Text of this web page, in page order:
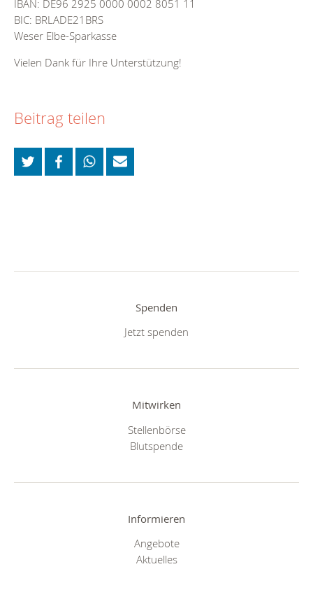
IBAN: DE96 2925 0000 0002 8051 11
BIC: BRLADE21BRS
Weser Elbe-Sparkasse
Vielen Dank für Ihre Unterstützung!
Beitrag teilen
Spenden
Jetzt spenden
Mitwirken
Stellenbörse
Blutspende
Informieren
Angebote
Aktuelles